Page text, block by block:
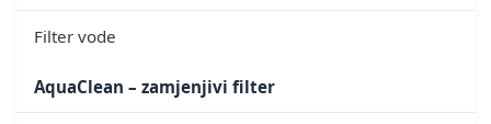
Filter vode
AquaClean – zamjenjivi filter